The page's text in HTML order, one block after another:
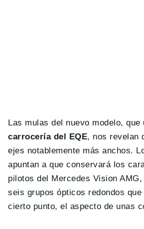
Las mulas del nuevo modelo, que
carrocería del EQE, nos revelan
ejes notablemente más anchos.
apuntan a que conservará los
pilotos del Mercedes Vision
seis grupos ópticos redondos
cierto punto, el aspecto de unas